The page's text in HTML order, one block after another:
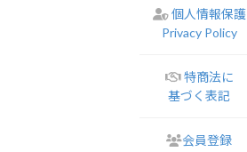
個人情報保護
Privacy Policy
特商法に
基づく表記
会員登録